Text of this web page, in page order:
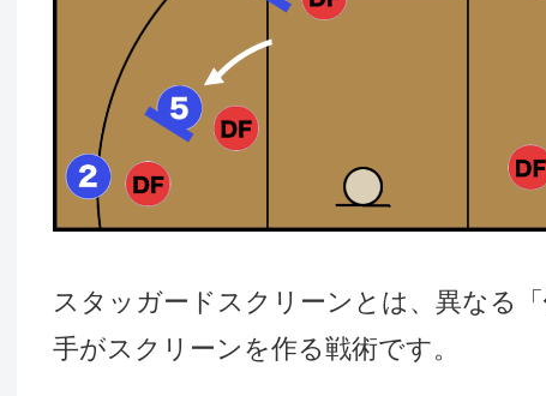
スタッガードスクリーンとは、異なる「
手がスクリーンを作る戦術です。